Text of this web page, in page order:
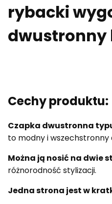
rybacki
dwustronny
Cechy produktu:
Czapka dwustronna
to modny i
Można ją nosić na dwie
różnorodność stylizacji.
Jedna strona jest w